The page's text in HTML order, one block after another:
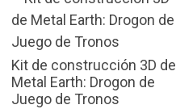
Kit de construcción 3D de
Metal Earth: Drogon de
Juego de Tronos